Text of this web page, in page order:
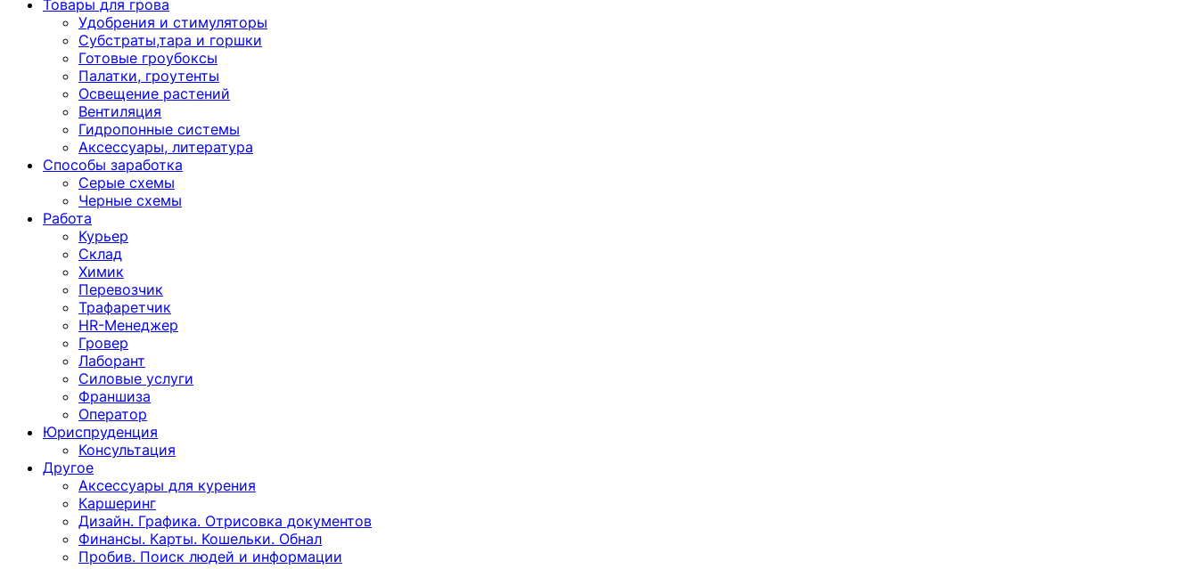
Товары для грова
Удобрения и стимуляторы
Субстраты,тара и горшки
Готовые гроубоксы
Палатки, гроутенты
Освещение растений
Вентиляция
Гидропонные системы
Аксессуары, литература
Способы заработка
Серые схемы
Черные схемы
Работа
Курьер
Склад
Химик
Перевозчик
Трафаретчик
HR-Менеджер
Гровер
Лаборант
Силовые услуги
Франшиза
Оператор
Юриспруденция
Консультация
Другoе
Аксессуары для курения
Каршеринг
Дизайн. Графика. Отрисовка документов
Финансы. Карты. Кошельки. Обнал
Пробив. Поиск людей и информации